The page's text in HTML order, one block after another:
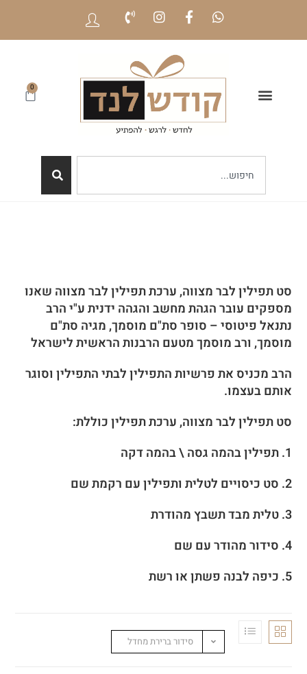
0
סט תפילין לבר מצווה, ערכת תפילין לבר מצווה שאנו
מספקים עובר הגהת מחשב והגהה ידנית ע"י הרב
נתנאל פיטוסי – סופר סת"ם מוסמך, מגיה סת"ם
מוסמך, ורב מוסמך מטעם הרבנות הראשית לישראל
הרב מכניס את פרשיות התפילין לבתי התפילין וסוגר
אותם בעצמו.
סט תפילין לבר מצווה, ערכת תפילין כוללת:
1. תפילין בהמה גסה \ בהמה דקה
2. סט כיסויים לטלית ותפילין עם רקמת שם
3. טלית מבד תשבץ מהודרת
4. סידור מהודר עם שם
5. כיפה לבנה פשתן או רשת
סידור ברירת מחדל